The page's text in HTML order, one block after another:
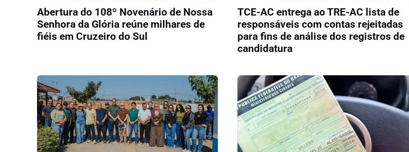
Abertura do 108º Novenário de Nossa
Senhora da Glória reúne milhares de
fiéis em Cruzeiro do Sul
TCE-AC entrega ao TRE-AC lista de
responsáveis com contas rejeitadas
para fins de análise dos registros de
candidatura